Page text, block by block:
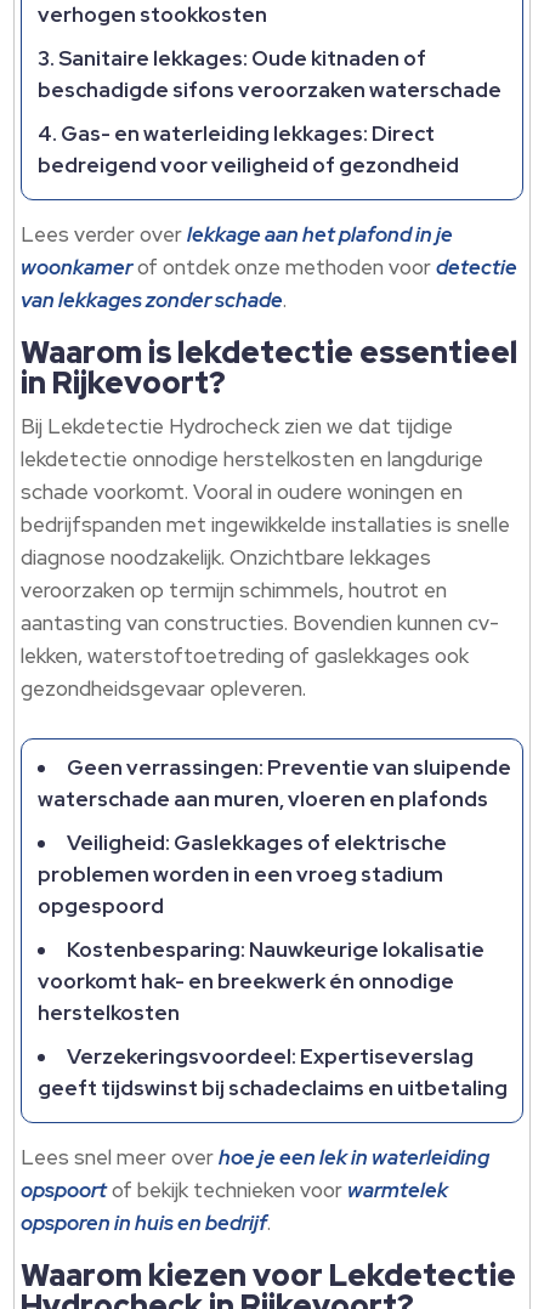
verhogen stookkosten
Sanitaire lekkages: Oude kitnaden of
beschadigde sifons veroorzaken waterschade
Gas- en waterleiding lekkages: Direct
bedreigend voor veiligheid of gezondheid
Lees verder overlekkage aan het plafond in je
woonkamerof ontdek onze methoden voordetectie
van lekkages zonder schade.​
Waarom is lekdetectie essentieel
in Rijkevoort?
Bij Lekdetectie Hydrocheck zien we dat tijdige
lekdetectie onnodige herstelkosten en langdurige
schade voorkomt.​ Vooral in oudere woningen en
bedrijfspanden met ingewikkelde installaties is snelle
diagnose noodzakelijk.​ Onzichtbare lekkages
veroorzaken op termijn schimmels, houtrot en
aantasting van constructies.​ Bovendien kunnen cv-
lekken, waterstoftoetreding of gaslekkages ook
gezondheidsgevaar opleveren.​
Geen verrassingen: Preventie van sluipende
waterschade aan muren, vloeren en plafonds
Veiligheid: Gaslekkages of elektrische
problemen worden in een vroeg stadium
opgespoord
Kostenbesparing: Nauwkeurige lokalisatie
voorkomt hak- en breekwerk én onnodige
herstelkosten
Verzekeringsvoordeel: Expertiseverslag
geeft tijdswinst bij schadeclaims en uitbetaling
Lees snel meer overhoe je een lek in waterleiding
opspoortof bekijk technieken voor warmtelek
opsporen in huis en bedrijf.​
Waarom kiezen voor Lekdetectie